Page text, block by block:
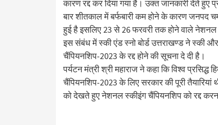
कारण रद्द कर दिया गया है। उक्त जानकारी देते हुए
बार शीतकाल में बर्फबारी कम होने के कारण जनपद
हुई है इसलिए 23 से 26 फरवरी तक होने वाले नेशनल
इस संबंध में स्की एंड स्नो बोर्ड उत्तराखण्ड ने स्की
चैंपियनशिप-2023 के रद्द होने की सूचना दे दी है।
पर्यटन मंत्री श्री महाराज ने कहा कि विश्व
चैंपियनशिप-2023 के लिए सरकार की पूरी
को देखते हुए नेशनल स्कीइंग चैंपियनशिप को रद्द